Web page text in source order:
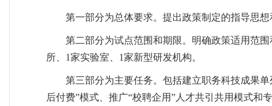
第一部分为总体要求。提出政策制定的指导思
第二部分为试点范围和期限。明确政策适用范
所、1家实验室、1家新型研发机构。
第三部分为主要任务。包括建立职务科技成果
后付费”模式、推广“校聘企用”人才共引共用模式和